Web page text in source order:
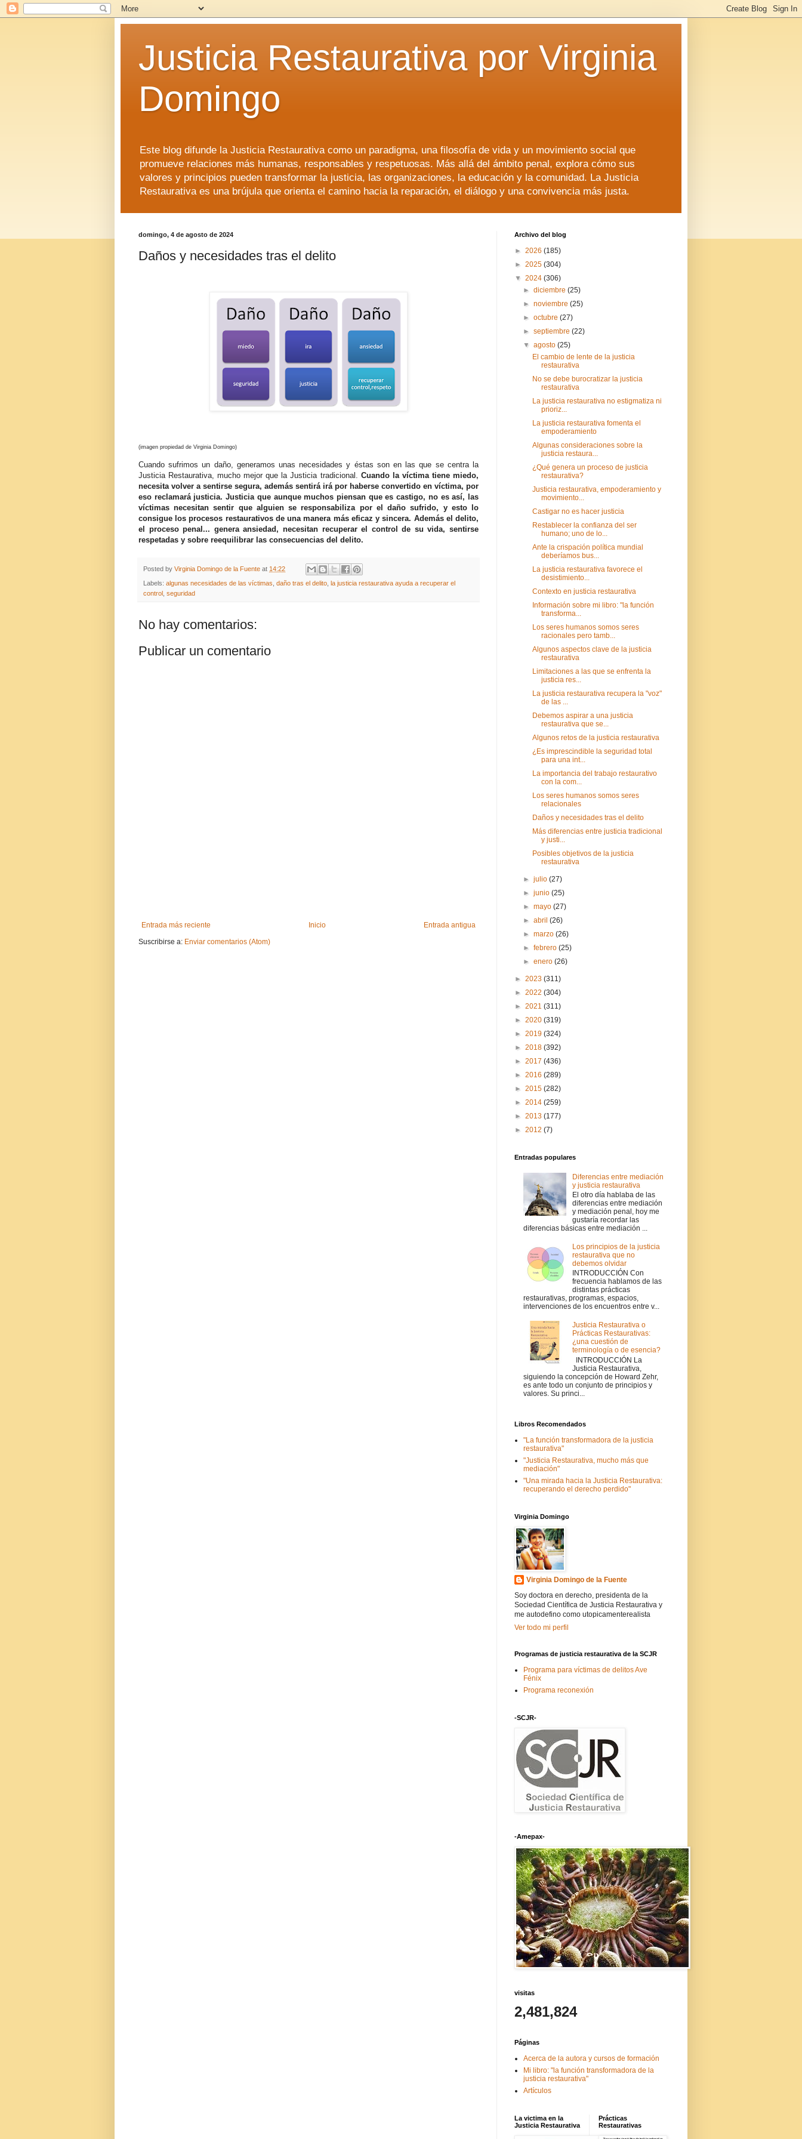
Justicia Restaurativa por Virginia
Domingo
Este blog difunde la Justicia Restaurativa como un paradigma, una filosofía de vida y un movimiento social que
promueve relaciones más humanas, responsables y respetuosas. Más allá del ámbito penal, explora cómo sus
valores y principios pueden transformar la justicia, las organizaciones, la educación y la comunidad. La Justicia
Restaurativa es una brújula que orienta el camino hacia la reparación, el diálogo y una convivencia más justa.
domingo, 4 de agosto de 2024
Daños y necesidades tras el delito
(imagen propiedad de Virginia Domingo)
Cuando sufrimos un daño, generamos unas necesidades y éstas son en las que se centra la
Justicia Restaurativa, mucho mejor que la Justicia tradicional. Cuando la víctima tiene miedo,
necesita volver a sentirse segura, además sentirá irá por haberse convertido en víctima, por
eso reclamará justicia. Justicia que aunque muchos piensan que es castigo, no es así, las
víctimas necesitan sentir que alguien se responsabiliza por el daño sufrido, y esto lo
consigue los procesos restaurativos de una manera más eficaz y sincera. Además el delito,
el proceso penal... genera ansiedad, necesitan recuperar el control de su vida, sentirse
respetadas y sobre reequilibrar las consecuencias del delito.
Posted by Virginia Domingo de la Fuente at 14:22
Labels: algunas necesidades de las víctimas daño tras el delito
la justicia restaurativa ayuda a recuperar el
control
seguridad
No hay comentarios:
Publicar un comentario
Entrada más reciente Entrada antigua
Inicio
Suscribirse a: Enviar comentarios (Atom)
Archivo del blog
► 2026 (185)
► 2025 (304)
▼ 2024 (306)
►diciembre(25)
►noviembre(25)
►octubre(27)
►septiembre(22)
▼agosto(25)
El cambio de lente de la justicia
restaurativa
No se debe burocratizar la justicia
restaurativa
La justicia restaurativa no estigmatiza ni
prioriz...
La justicia restaurativa fomenta el
empoderamiento
Algunas consideraciones sobre la
justicia restaura...
¿Qué genera un proceso de justicia
restaurativa?
Justicia restaurativa, empoderamiento y
movimiento...
Castigar no es hacer justicia
Restablecer la confianza del ser
humano; uno de lo...
Ante la crispación política mundial
deberíamos bus...
La justicia restaurativa favorece el
desistimiento...
Contexto en justicia restaurativa
Información sobre mi libro: "la función
transforma...
Los seres humanos somos seres
racionales pero tamb...
Algunos aspectos clave de la justicia
restaurativa
Limitaciones a las que se enfrenta la
justicia res...
La justicia restaurativa recupera la "voz"
de las ...
Debemos aspirar a una justicia
restaurativa que se...
Algunos retos de la justicia restaurativa
¿Es imprescindible la seguridad total
para una int...
La importancia del trabajo restaurativo
con la com...
Los seres humanos somos seres
relacionales
Daños y necesidades tras el delito
Más diferencias entre justicia tradicional
y justi...
Posibles objetivos de la justicia
restaurativa
►julio(27)
►junio(25)
►mayo(27)
►abril(26)
►marzo(26)
►febrero(25)
►enero(26)
► 2023 (311)
► 2022 (304)
► 2021 (311)
► 2020 (319)
► 2019 (324)
► 2018 (392)
► 2017 (436)
► 2016 (289)
► 2015 (282)
► 2014 (259)
► 2013 (177)
► 2012 (7)
Entradas populares
Diferencias entre mediación
y justicia restaurativa
El otro día hablaba de las
diferencias entre mediación
y mediación penal, hoy me
gustaría recordar las
diferencias básicas entre mediación ...
Los principios de la justicia
restaurativa que no
debemos olvidar
INTRODUCCIÓN Con
frecuencia hablamos de las
distintas prácticas
restaurativas, programas, espacios,
intervenciones de los encuentros entre v...
Justicia Restaurativa o
Prácticas Restaurativas:
¿una cuestión de
terminología o de esencia?
INTRODUCCIÓN La
Justicia Restaurativa,
siguiendo la concepción de Howard Zehr,
es ante todo un conjunto de principios y
valores. Su princi...
Libros Recomendados
"La función transformadora de la justicia
restaurativa"
"Justicia Restaurativa, mucho más que
mediación"
"Una mirada hacia la Justicia Restaurativa:
recuperando el derecho perdido"
Virginia Domingo
Virginia Domingo de la Fuente
Soy doctora en derecho, presidenta de la
Sociedad Científica de Justicia Restaurativa y
me autodefino como utopicamenterealista
Ver todo mi perfil
Programas de justicia restaurativa de la SCJR
Programa para víctimas de delitos Ave
Fénix
Programa reconexión
-SCJR-
-Amepax-
visitas
2,481,824
Páginas
Acerca de la autora y cursos de formación
Mi libro: "la función transformadora de la
justicia restaurativa"
Artículos
La victima en la
Justicia Restaurativa
Prácticas
Restaurativas